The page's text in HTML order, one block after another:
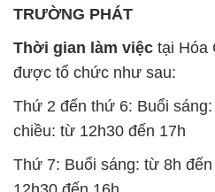
TRƯỜNG PHÁT
Thời gian làm việc tại Hóa
được tổ chức như sau:
Thứ 2 đến thứ 6: Buổi
chiều: từ 12h30 đến 17h
Thứ 7: Buổi sáng: từ 8h